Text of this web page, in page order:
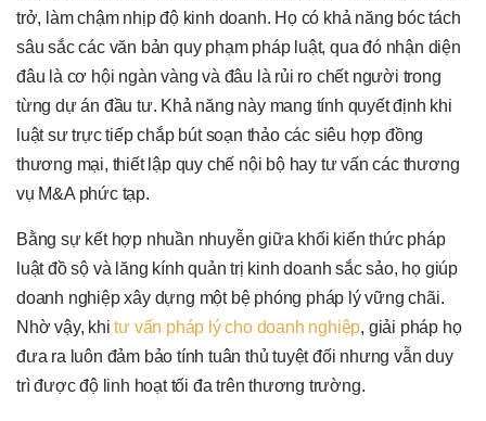
trở, làm chậm nhịp độ kinh doanh. Họ có khả năng bóc tách
sâu sắc các văn bản quy phạm pháp luật, qua đó nhận diện
đâu là cơ hội ngàn vàng và đâu là rủi ro chết người trong
từng dự án đầu tư. Khả năng này mang tính quyết định khi
luật sư trực tiếp chắp bút soạn thảo các siêu hợp đồng
thương mại, thiết lập quy chế nội bộ hay tư vấn các thương
vụ M&A phức tạp.
Bằng sự kết hợp nhuần nhuyễn giữa khối kiến thức pháp
luật đồ sộ và lăng kính quản trị kinh doanh sắc sảo, họ giúp
doanh nghiệp xây dựng một bệ phóng pháp lý vững chãi.
Nhờ vậy, khitư vấn pháp lý cho doanh nghiệp, giải pháp họ
đưa ra luôn đảm bảo tính tuân thủ tuyệt đối nhưng vẫn duy
trì được độ linh hoạt tối đa trên thương trường.